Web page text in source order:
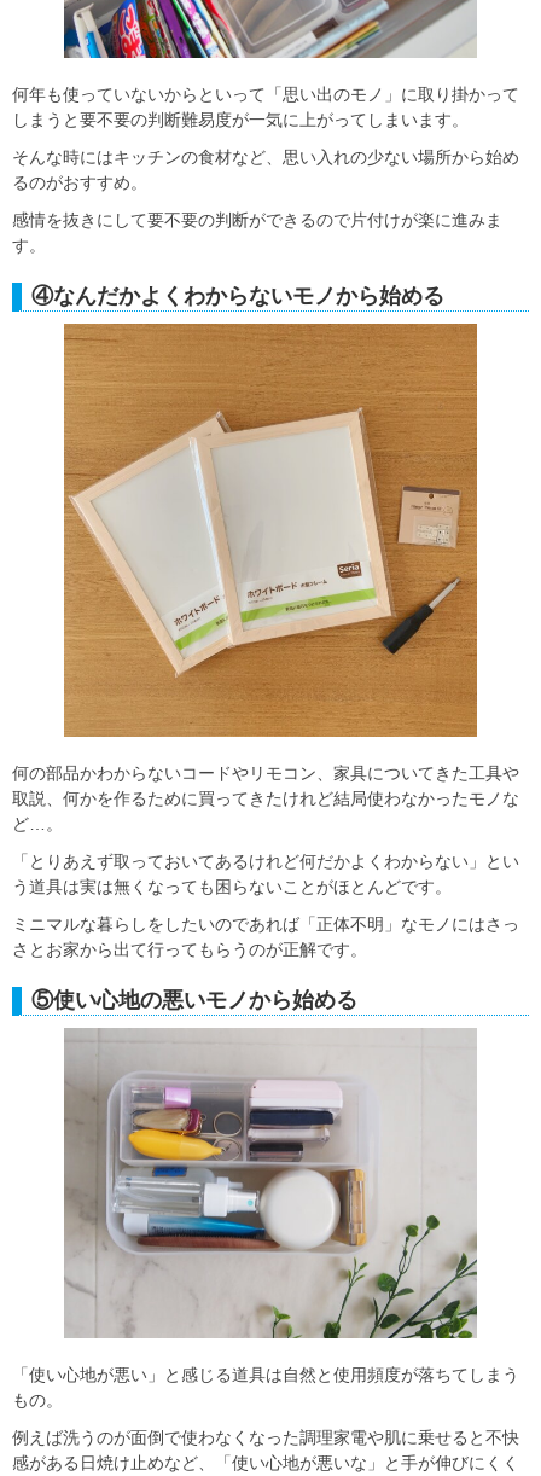
何年も使っていないからといって「思い出のモノ」に取り掛かって
しまうと要不要の判断難易度が一気に上がってしまいます。
そんな時にはキッチンの食材など、思い入れの少ない場所から始め
るのがおすすめ。
感情を抜きにして要不要の判断ができるので片付けが楽に進みま
す。
④なんだかよくわからないモノから始める
何の部品かわからないコードやリモコン、家具についてきた工具や
取説、何かを作るために買ってきたけれど結局使わなかったモノな
ど…。
「とりあえず取っておいてあるけれど何だかよくわからない」とい
う道具は実は無くなっても困らないことがほとんどです。
ミニマルな暮らしをしたいのであれば「正体不明」なモノにはさっ
さとお家から出て行ってもらうのが正解です。
⑤使い心地の悪いモノから始める
「使い心地が悪い」と感じる道具は自然と使用頻度が落ちてしまう
もの。
例えば洗うのが面倒で使わなくなった調理家電や肌に乗せると不快
感がある日焼け止めなど、「使い心地が悪いな」と手が伸びにくく